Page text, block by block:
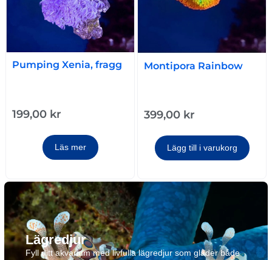
Pumping Xenia, fragg
199,00 kr
Läs mer
Montipora Rainbow
399,00 kr
Lägg till i varukorg
Lägredjur
Fyll ditt akvarium med livfulla lägredjur som gläder både